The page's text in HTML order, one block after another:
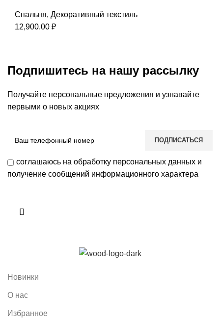
Спальня, Декоративный текстиль
12,900.00 ₽
Подпишитесь на нашу рассылку
Получайте персональные предложения и узнавайте
первыми о новых акциях
соглашаюсь на обработку персональных данных и
получение сообщений информационного характера
Новинки
О нас
Избранное